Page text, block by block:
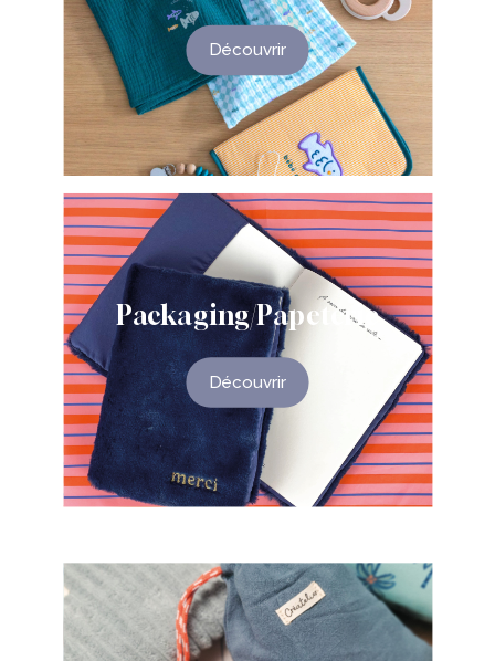
Découvrir
Packaging/Papeterie
Découvrir